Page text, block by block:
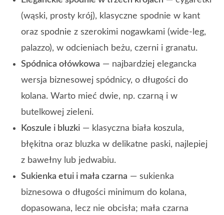
(wąski, prosty krój), klasyczne spodnie w kant
oraz spodnie z szerokimi nogawkami (wide-leg,
palazzo), w odcieniach beżu, czerni i granatu.
Spódnica ołówkowa — najbardziej elegancka
wersja biznesowej spódnicy, o długości do
kolana. Warto mieć dwie, np. czarną i w
butelkowej zieleni.
Koszule i bluzki — klasyczna biała koszula,
błękitna oraz bluzka w delikatne paski, najlepiej
z bawełny lub jedwabiu.
Sukienka etui i mała czarna — sukienka
biznesowa o długości minimum do kolana,
dopasowana, lecz nie obcisła; mała czarna